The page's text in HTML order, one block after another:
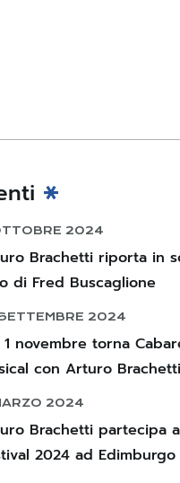
2024
Brachetti riporta in
di Fred Buscaglione
2024
1 novembre torna
con Arturo
2024
Brachetti partecipa
2024 ad Edimburgo